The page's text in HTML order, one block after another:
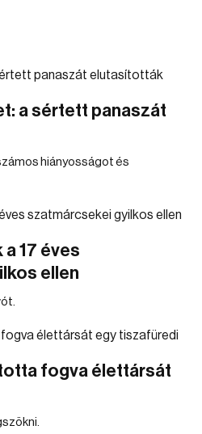
a sértett panaszát
hiányosságot és
17 éves
ellen
fogva élettársát